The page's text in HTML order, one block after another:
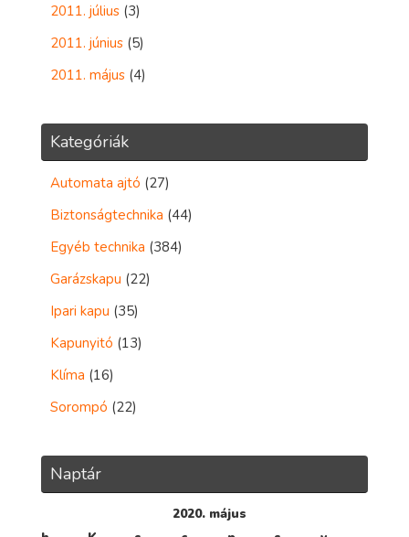
2011. július (3)
2011. június (5)
2011. május (4)
Kategóriák
Automata ajtó (27)
Biztonságtechnika (44)
Egyéb technika (384)
Garázskapu (22)
Ipari kapu (35)
Kapunyitó (13)
Klíma (16)
Sorompó (22)
Naptár
2020. május